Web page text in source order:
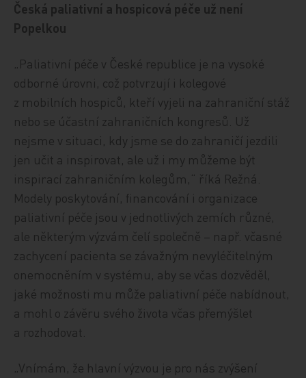
Česká paliativní a hospicová péče už není
Popelkou
„Paliativní péče v České republice je na vysoké
odborné úrovni, což potvrzují i kolegové
z mobilních hospiců, kteří vyjeli na zahraniční stáž
nebo se účastní zahraničních kongresů. Už
nejsme v situaci, kdy jsme se do zahraničí jezdili
jen učit a inspirovat, ale už i my můžeme být
inspirací zahraničním kolegům,“ říká Režná.
Modely poskytování, financování i organizace
paliativní péče jsou v jednotlivých zemích různé,
ale některým výzvám čelí společně – např. včasné
zachycení pacienta se závažným nevyléčitelným
onemocněním v systému, aby se včas dozvěděl,
jaké možnosti mu může paliativní péče nabídnout,
a mohl o závěru svého života včas přemýšlet
a rozhodovat.
„Vnímám, že hlavní výzvou je pro nás zvýšení